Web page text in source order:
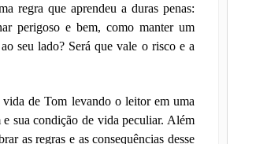
regra que aprendeu a duras penas:
perigoso e bem, como manter um
seu lado? Será que vale o risco e a
de Tom levando o leitor em uma
sua condição de vida peculiar. Além
as regras e as consequências desse